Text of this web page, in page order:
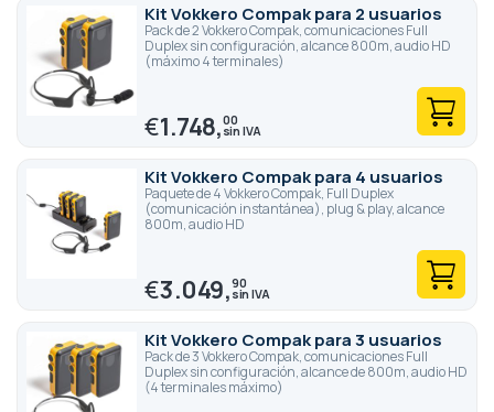
Kit Vokkero Compak para 2 usuarios
Pack de 2 Vokkero Compak, comunicaciones Full
Duplex sin configuración, alcance 800m, audio HD
(máximo 4 terminales)
€1.748,00
Kit Vokkero Compak para 4 usuarios
Paquete de 4 Vokkero Compak, Full Duplex
(comunicación instantánea), plug & play, alcance
800m, audio HD
€3.049,90
Kit Vokkero Compak para 3 usuarios
Pack de 3 Vokkero Compak, comunicaciones Full
Duplex sin configuración, alcance de 800m, audio HD
(4 terminales máximo)